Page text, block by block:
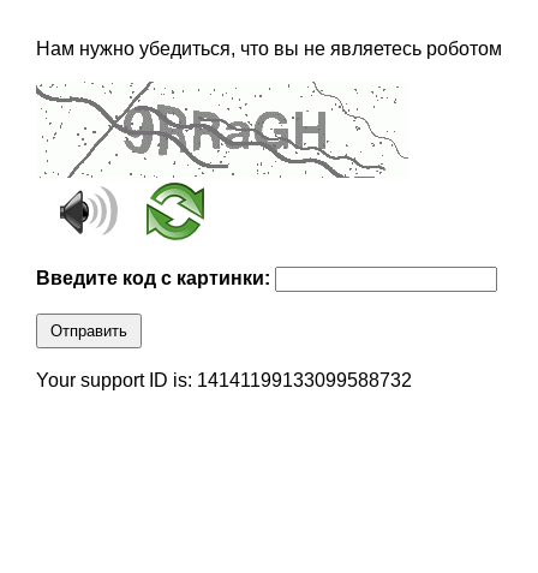
Нам нужно убедиться, что вы не являетесь роботом
Введите код с картинки:
Отправить
Your support ID is: 14141199133099588732